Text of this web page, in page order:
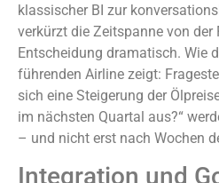
klassischer BI zur
verkürzt die Zeitspanne von
Entscheidung dramatisch. Wie
führenden Airline zeigt:
sich eine Steigerung der
im nächsten Quartal aus?“
– und nicht erst nach Wochen
Integration und